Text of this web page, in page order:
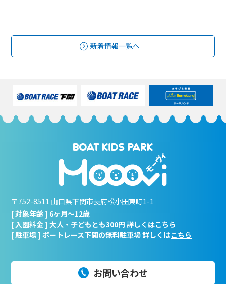
新着情報一覧へ
〒752-8511 山口県下関市長府松小田東町1-1
[ 対象年齢 ] 6ヶ月～12歳
[ 入園料金 ] 大人・子どもとも300円 詳しくはこちら
[ 駐車場 ] ボートレース下関の無料駐車場 詳しくはこちら
お問い合わせ